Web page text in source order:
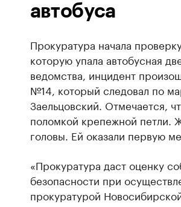
автобуса
Прокуратура начала
которую упала автобусная
ведомства, инцидент
№14, который следовал по
Заельцовский. Отмечается,
поломкой крепежной петли.
головы. Ей оказали первую
«Прокуратура даст оценку
безопасности при
прокуратурой